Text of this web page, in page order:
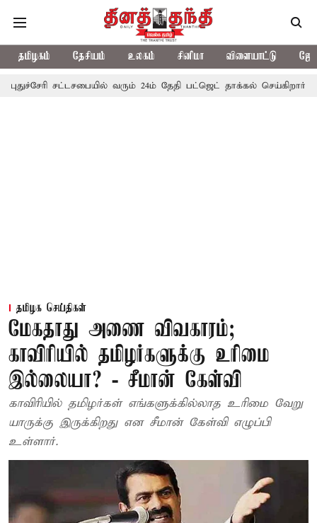
தமிழகம் தேசியம் உலகம் சினிமா விளையாட்டு
சட்டசபையில் வரும் 24ம் தேதி பட்ஜெட் தாக்கல் செய்கிறார்
தமிழக செய்திகள்
மேகதாது அணை விவகாரம்;
காவிரியில் தமிழர்களுக்கு உரிமை
இல்லையா? - சீமான் கேள்வி
காவிரியில் தமிழர்கள் எங்களுக்கில்லாத உரிமை வேறு
யாருக்கு இருக்கிறது என சீமான் கேள்வி எழுப்பி
உள்ளார்.